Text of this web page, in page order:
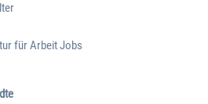
für Arbeit Jobs